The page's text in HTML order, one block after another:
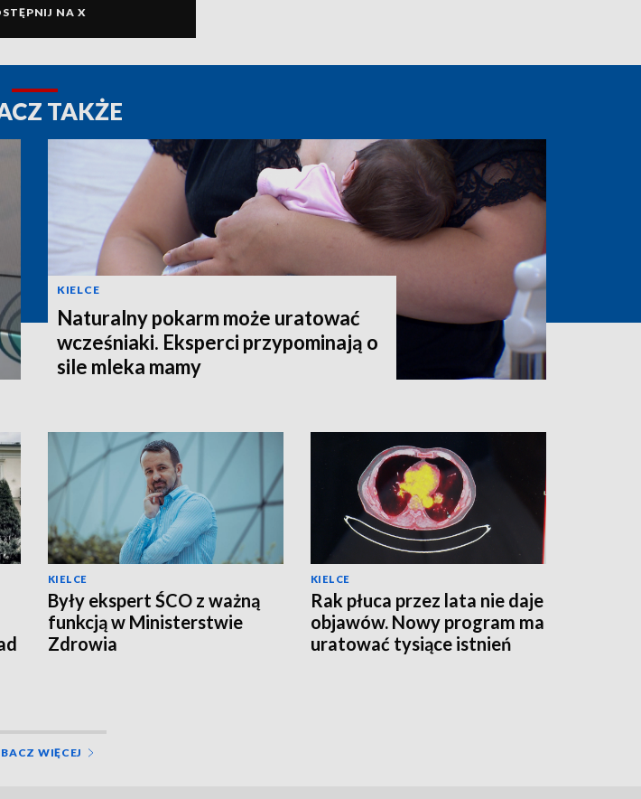
NA X
TAKŻE
KIELCE
Naturalny pokarm może uratować
wcześniaki. Eksperci przypominają o
sile mleka mamy
KIELCE
Były ekspert ŚCO z ważną
funkcją w Ministerstwie
Zdrowia
KIELCE
Rak płuca przez lata nie daje
objawów. Nowy program ma
uratować tysiące istnień
WIĘCEJ